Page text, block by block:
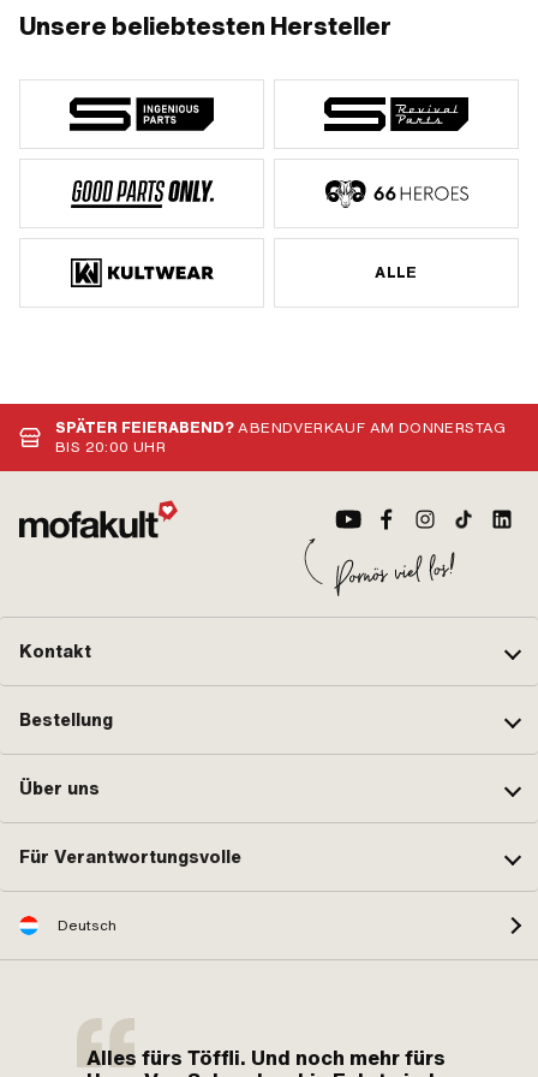
Unsere beliebtesten Hersteller
ALLE
SPÄTER FEIERABEND?ABENDVERKAUF AM DONNERSTAG
BIS 20:00 UHR
Kontakt
Bestellung
Über uns
Für Verantwortungsvolle
Deutsch
Alles fürs Töffli. Und noch mehr fürs